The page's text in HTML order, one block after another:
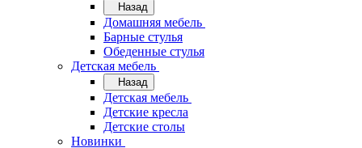
Назад
Домашняя мебель
Барные стулья
Обеденные стулья
Детская мебель
Назад
Детская мебель
Детские кресла
Детские столы
Новинки